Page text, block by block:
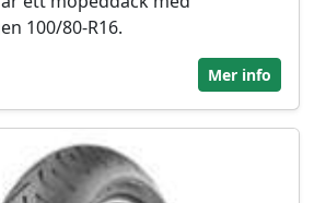
100/80-R16.
Mer info